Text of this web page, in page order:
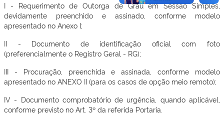
I - Requerimento de Outorga de Grau em Sessão Simples,
devidamente preenchido e assinado, conforme modelo
apresentado no Anexo I;
II - Documento de identificação oficial com foto
(preferencialmente o Registro Geral - RG);
III - Procuração, preenchida e assinada, conforme modelo
apresentado no ANEXO II (para os casos de opção meio remoto);
IV - Documento comprobatório de urgência, quando aplicável,
conforme previsto no Art. 3º da referida Portaria.